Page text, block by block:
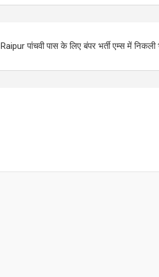
Raipur पांचवी पास के लिए बंपर भर्ती एम्स में